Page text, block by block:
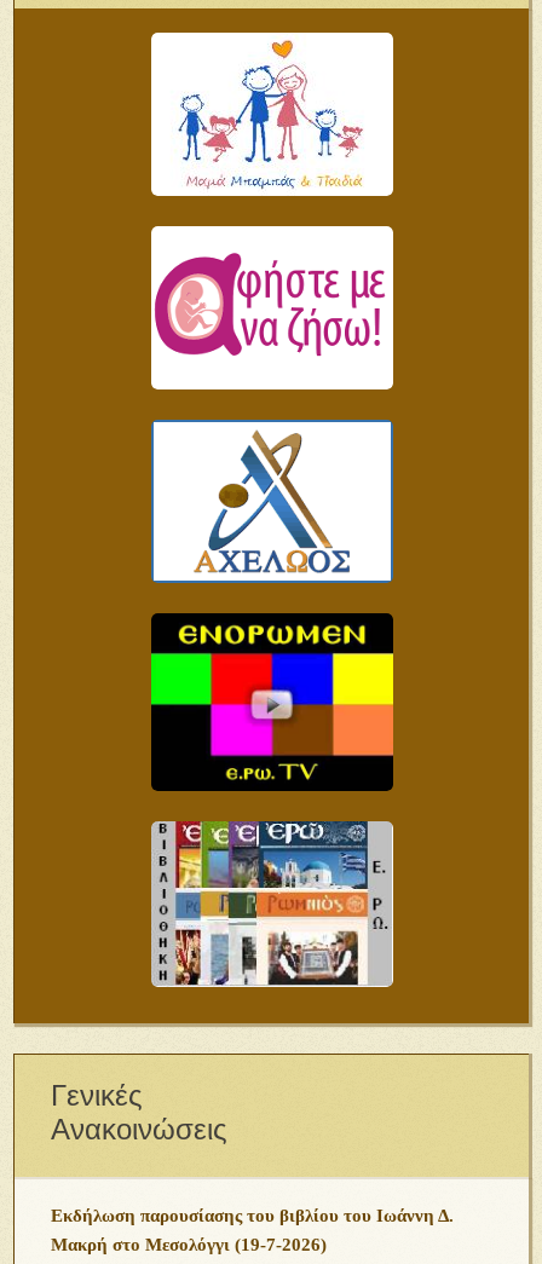
Γενικές
Ανακοινώσεις
Εκδήλωση παρουσίασης του βιβλίου του Ιωάννη Δ.
Μακρή στο Μεσολόγγι (19-7-2026)